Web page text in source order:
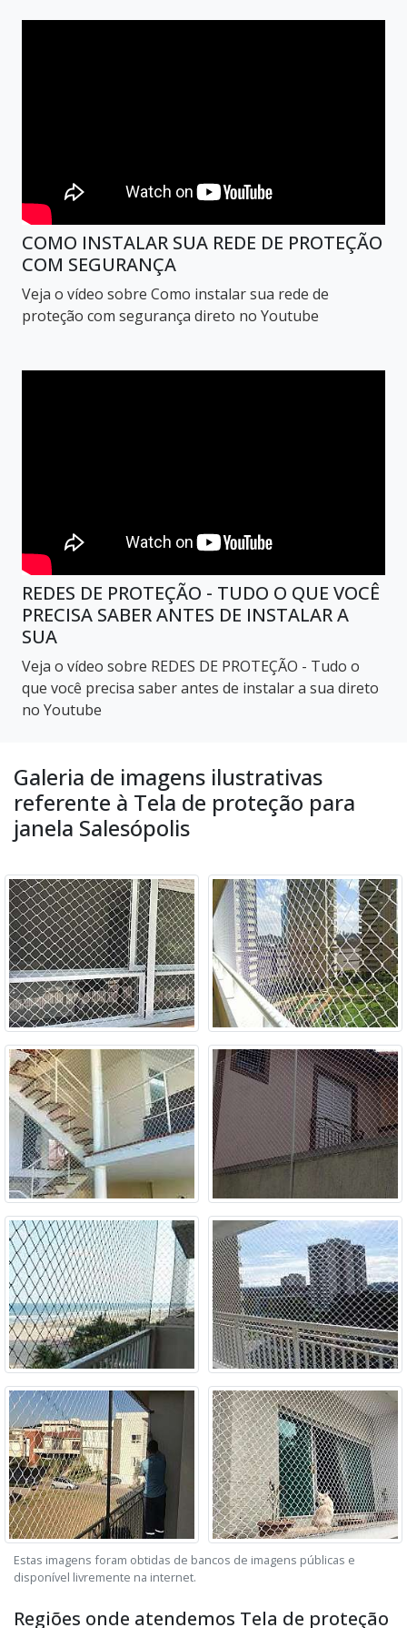
COMO INSTALAR SUA REDE DE PROTEÇÃO
COM SEGURANÇA
Veja o vídeo sobre Como instalar sua rede de
proteção com segurança direto no Youtube
REDES DE PROTEÇÃO - TUDO O QUE VOCÊ
PRECISA SABER ANTES DE INSTALAR A
SUA
Veja o vídeo sobre REDES DE PROTEÇÃO - Tudo o
que você precisa saber antes de instalar a sua direto
no Youtube
Galeria de imagens ilustrativas
referente à Tela de proteção para
janela Salesópolis
Estas imagens foram obtidas de bancos de imagens públicas e
disponível livremente na internet.
Regiões onde atendemos Tela de proteção